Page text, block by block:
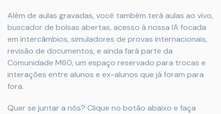
Além de aulas gravadas, você também terá aulas ao vivo,
buscador de bolsas abertas, acesso à nossa IA focada
em intercâmbios, simuladores de provas internacionais,
revisão de documentos, e ainda fará parte da
Comunidade M60, um espaço reservado para trocas e
interações entre alunos e ex-alunos que já foram para
fora.
Quer se juntar a nós? Clique no botão abaixo e faça